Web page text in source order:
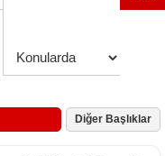
Diğer Başlıklar